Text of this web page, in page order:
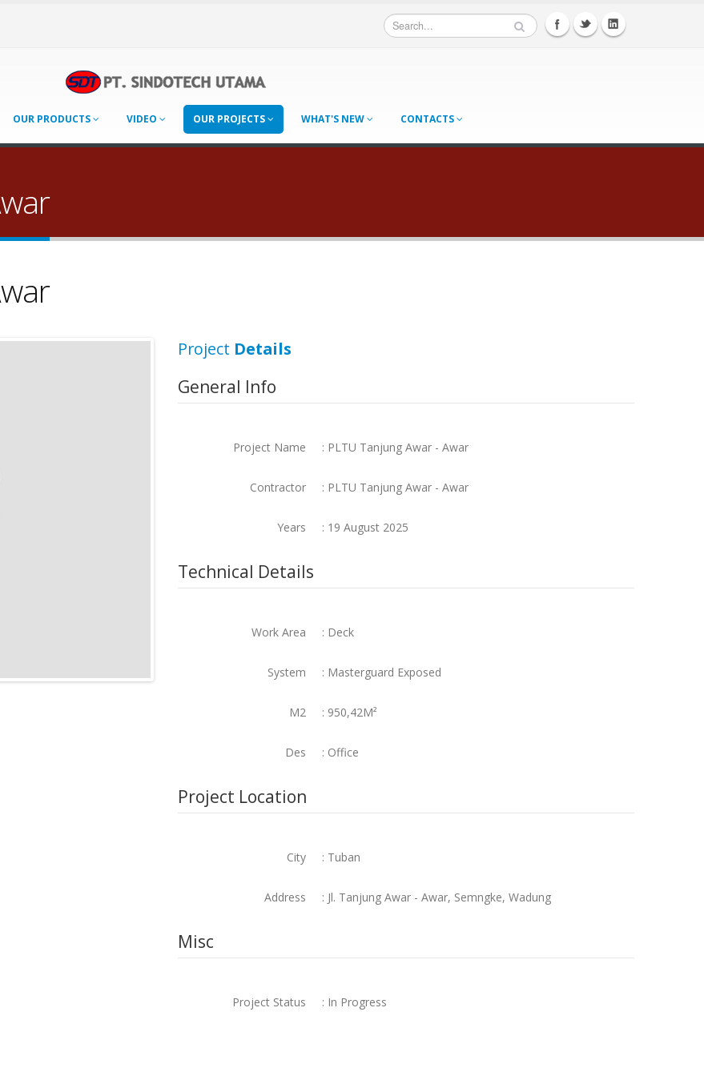
OUR PRODUCTS VIDEO OUR PROJECTS WHAT'S NEW CONTACTS
Project Details
General Info
Project Name : PLTU Tanjung Awar - Awar
Contractor : PLTU Tanjung Awar - Awar
Years : 19 August 2025
Technical Details
Work Area : Deck
System : Masterguard Exposed
M2 : 950,42M²
Des : Office
Project Location
City : Tuban
Address : Jl. Tanjung Awar - Awar, Semngke, Wadung
Misc
Project Status : In Progress